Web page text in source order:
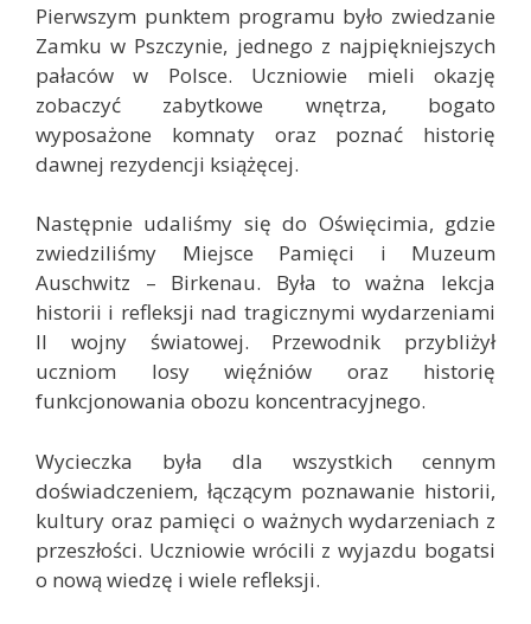
Pierwszym punktem programu było zwiedzanie
Zamku w Pszczynie, jednego z najpiękniejszych
pałaców w Polsce. Uczniowie mieli okazję
zobaczyć zabytkowe wnętrza, bogato
wyposażone komnaty oraz poznać historię
dawnej rezydencji książęcej.
Następnie udaliśmy się do Oświęcimia, gdzie
zwiedziliśmy Miejsce Pamięci i Muzeum
Auschwitz – Birkenau. Była to ważna lekcja
historii i refleksji nad tragicznymi wydarzeniami
II wojny światowej. Przewodnik przybliżył
uczniom losy więźniów oraz historię
funkcjonowania obozu koncentracyjnego.
Wycieczka była dla wszystkich cennym
doświadczeniem, łączącym poznawanie historii,
kultury oraz pamięci o ważnych wydarzeniach z
przeszłości. Uczniowie wrócili z wyjazdu bogatsi
o nową wiedzę i wiele refleksji.